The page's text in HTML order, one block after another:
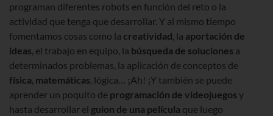
programan diferentes robots en función del reto o la
actividad que tenga que desarrollar. Y al mismo tiempo
fomentamos cosas como la creatividad, la aportación de
ideas, el trabajo en equipo, la búsqueda de soluciones a
determinados problemas, la aplicación de conceptos de
física, matemáticas, lógica… ¡Ah! ¡Y también se puede
aprender un poquito de programación de videojuegos y
hasta desarrollar el guion de una película que luego